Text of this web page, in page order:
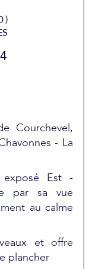
Courchevel,
- La
exposé Est -
par sa vue
au calme
et offre
plancher